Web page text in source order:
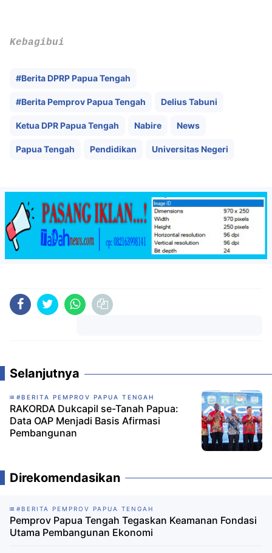
Kebagibui
#Berita DPRP Papua Tengah
#Berita Pemprov Papua Tengah Delius Tabuni
Ketua DPR Papua Tengah Nabire News
Papua Tengah Pendidikan Universitas Negeri
Selanjutnya
#BERITA PEMPROV PAPUA TENGAH
RAKORDA Dukcapil se-Tanah Papua:
Data OAP Menjadi Basis Afirmasi
Pembangunan
Direkomendasikan
#BERITA PEMPROV PAPUA TENGAH
Pemprov Papua Tengah Tegaskan Keamanan Fondasi
Utama Pembangunan Ekonomi